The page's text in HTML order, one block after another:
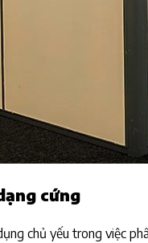
cứng
chủ yếu trong việc